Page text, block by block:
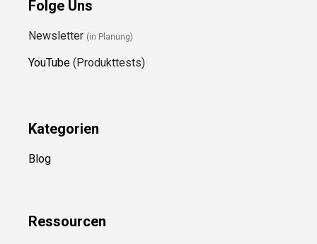
Folge Uns
Newsletter (in Planung)
YouTube (Produkttests)
Kategorien
Blog
Ressourcen